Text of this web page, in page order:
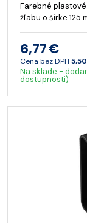
Farebné
žľabu o šírke 125
6,77 €
Cena bez DPH
Na sklade -
dostupnosti)